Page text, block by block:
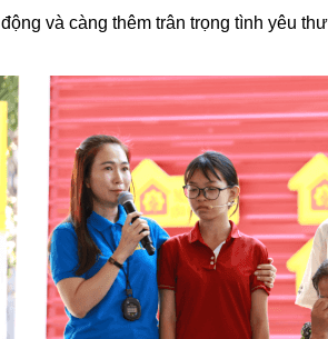
động và càng thêm trân trọng tình yêu